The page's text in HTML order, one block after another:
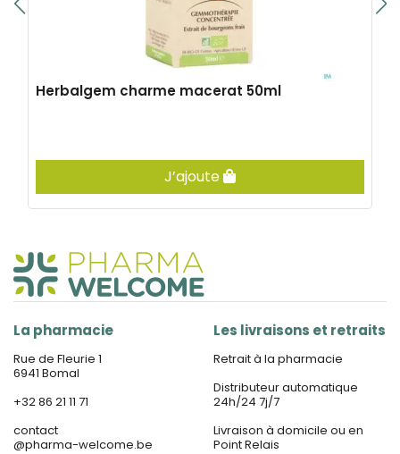
Herbalgem charme macerat 50ml
J’ajoute
La pharmacie
Rue de Fleurie 1
6941 Bomal
+32 86 21 11 71
contact
@pharma-welcome.be
Les livraisons et retraits
Retrait à la pharmacie
Distributeur automatique
24h/24 7j/7
Livraison à domicile ou en
Point Relais